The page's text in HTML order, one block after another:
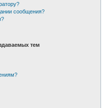
сообщения?
тем